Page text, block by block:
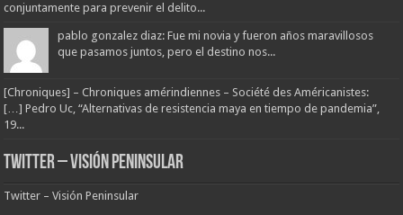
conjuntamente para prevenir el delito...
pablo gonzalez diaz: Fue mi novia y fueron años maravillosos
que pasamos juntos, pero el destino nos...
[Chroniques] – Chroniques amérindiennes – Société des Américanistes:
[…] Pedro Uc, “Alternativas de resistencia maya en tiempo de pandemia”,
19...
Twitter – Visión Peninsular
Twitter – Visión Peninsular